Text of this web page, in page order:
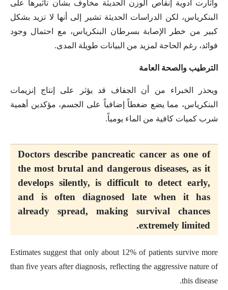
وأثارت أدوية إنقاص الوزن الحديثة مخاوف بشأن تأثيرها على
البنكرياس، لكن الدراسات الحديثة تشير إلى أنها لا تزيد بشكل
كبير من خطر الإصابة بسرطان البنكرياس، مع احتمال وجود
فوائد، رغم الحاجة لمزيد من البيانات طويلة المدى.
الترطيب والصحة العامة
ويحذر الخبراء من أن الجفاف قد يؤثر على إنتاج إنزيمات
البنكرياس، مما يضع ضغطاً إضافياً على الجسم، مؤكدين أهمية
شرب كميات كافية من الماء يومياً.
Doctors describe pancreatic cancer as one of
the most brutal and dangerous diseases, as it
develops silently, is difficult to detect early,
and is often diagnosed late when it has
already spread, making survival chances
extremely limited.
Estimates suggest that only about 12% of patients survive more
than five years after diagnosis, reflecting the aggressive nature of
this disease.